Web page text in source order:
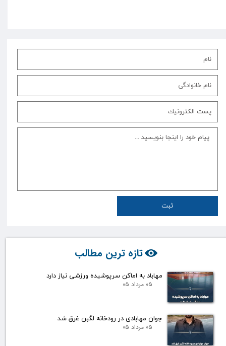
تازه ترین مطالب
مهاباد به اماکن سرپوشیده ورزشی نیاز دارد
۰۵ مرداد ۰۵
جوان مهابادی در رودخانه لگبن غرق شد
۰۵ مرداد ۰۵
ثبت